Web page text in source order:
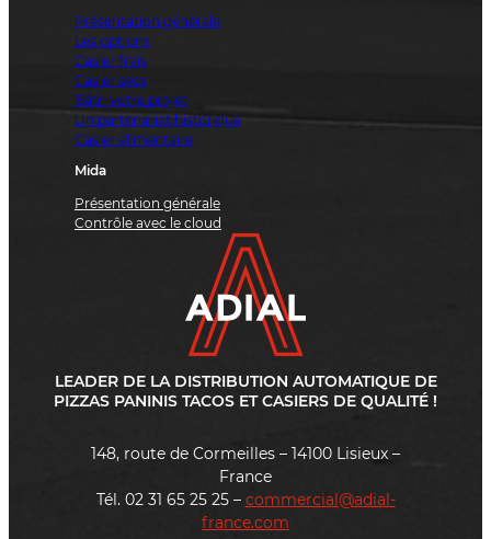
Présentation générale
Les options
Casier frais
Casier secs
Bâtir votre projet
Un partenariat historique
Casier alimentaire
Mida
Présentation générale
Contrôle avec le cloud
LEADER DE LA DISTRIBUTION AUTOMATIQUE DE
PIZZAS PANINIS TACOS ET CASIERS DE QUALITÉ !
148, route de Cormeilles – 14100 Lisieux –
France
Tél. 02 31 65 25 25 – commercial@adial-
france.com